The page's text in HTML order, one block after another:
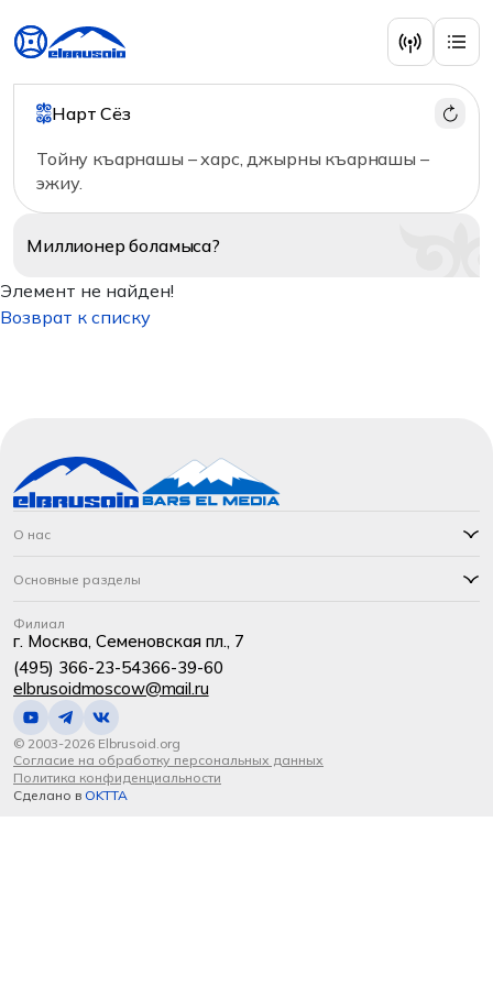
Нарт Сёз
Тойну къарнашы – харс, джырны къарнашы –
эжиу.
Миллионерболамыса?
Элемент не найден!
Возврат к списку
О нас
Основные разделы
Филиал
г. Москва, Семеновская пл., 7
(495) 366-23-54366-39-60
elbrusoidmoscow@mail.ru
© 2003-2026 Elbrusoid.org
Согласие на обработку персональных данных
Политика конфиденциальности
Сделано в OKTTA